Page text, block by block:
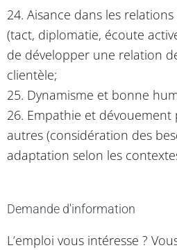
24. Aisance dans les
(tact, diplomatie, écoute
de développer une relation
clientèle;
25. Dynamisme et bonne
26. Empathie et
autres (considération des
adaptation selon les
Demande d'information
L’emploi vous intéresse ?